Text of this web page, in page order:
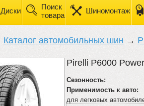
Диски
Поиск
товара
Шиномонтаж
Каталог автомобильных шин →
Pirelli P6000
Сезонность:
Применимость к авто:
для легковых